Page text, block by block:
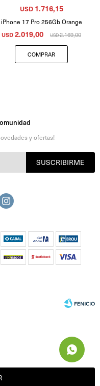
iPhone 17 Pro 256Gb Orange
USD2.019,00 USD2.169,00
USD 1.716,15

y ofertas!
SUSCRIBIRME